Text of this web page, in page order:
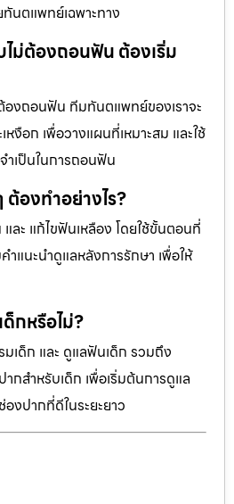
ทันตแพทย์เฉพาะทาง
ม่ต้องถอนฟัน ต้องเริ่ม
งถอนฟัน ทีมทันตแพทย์ของเราจะ
หงือก เพื่อวางแผนที่เหมาะสม และใช้
ำเป็นในการถอนฟัน
องทำอย่างไร?
ละ แก้ไขฟันเหลือง โดยใช้ขั้นตอนที่
แนะนำดูแลหลังการรักษา เพื่อให้
กหรือไม่?
เด็ก และ ดูแลฟันเด็ก รวมถึง
กสำหรับเด็ก เพื่อเริ่มต้นการดูแล
งปากที่ดีในระยะยาว